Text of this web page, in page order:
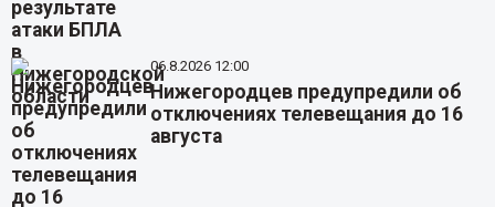
06.8.2026 12:00
Нижегородцев предупредили об
отключениях телевещания до 16
августа